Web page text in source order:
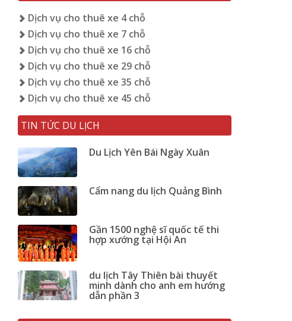
Dịch vụ cho thuê xe 4 chỗ
Dịch vụ cho thuê xe 7 chỗ
Dịch vụ cho thuê xe 16 chỗ
Dịch vụ cho thuê xe 29 chỗ
Dịch vụ cho thuê xe 35 chỗ
Dịch vụ cho thuê xe 45 chỗ
TIN TỨC DU LỊCH
Du Lịch Yên Bái Ngày Xuân
Cẩm nang du lịch Quảng Bình
Gần 1500 nghệ sĩ quốc tế thi
hợp xướng tại Hội An
du lịch Tây Thiên bài thuyết
minh dành cho anh em hướng
dẫn phần 3